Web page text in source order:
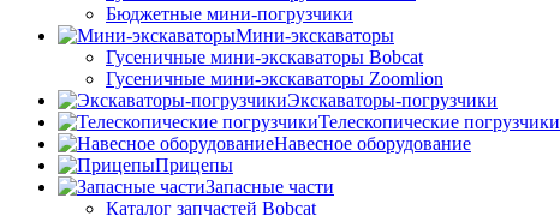
Бюджетные мини-погрузчики
Мини-экскаваторы
Гусеничные мини-экскаваторы Bobcat
Гусеничные мини-экскаваторы Zoomlion
Экскаваторы-погрузчики
Телескопические погрузчики
Навесное оборудование
Прицепы
Запасные части
Каталог запчастей Bobcat